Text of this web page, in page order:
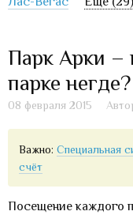
Парк Арки –
парке негде?
08 февраля 2015
Важно:Специальная
счёт
Посещение каждого